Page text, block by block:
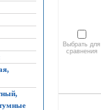
Выбрать для
сравнения